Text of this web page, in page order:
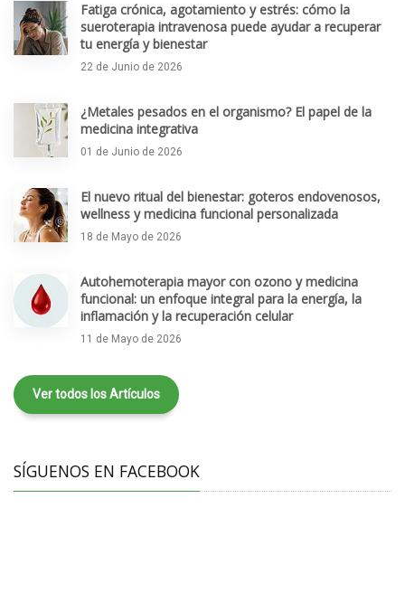
Fatiga crónica, agotamiento y estrés: cómo la
sueroterapia intravenosa puede ayudar a recuperar
tu energía y bienestar
22 de Junio de 2026
¿Metales pesados en el organismo? El papel de la
medicina integrativa
01 de Junio de 2026
El nuevo ritual del bienestar: goteros endovenosos,
wellness y medicina funcional personalizada
18 de Mayo de 2026
Autohemoterapia mayor con ozono y medicina
funcional: un enfoque integral para la energía, la
inflamación y la recuperación celular
11 de Mayo de 2026
Ver todos los Artículos
SÍGUENOS EN FACEBOOK